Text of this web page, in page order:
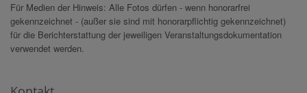
Für Medien der Hinweis: Alle Fotos dürfen - wenn honorarfrei
gekennzeichnet - (außer sie sind mit honorarpflichtig gekennzeichnet)
für die Berichterstattung der jeweiligen Veranstaltungsdokumentation
verwendet werden.